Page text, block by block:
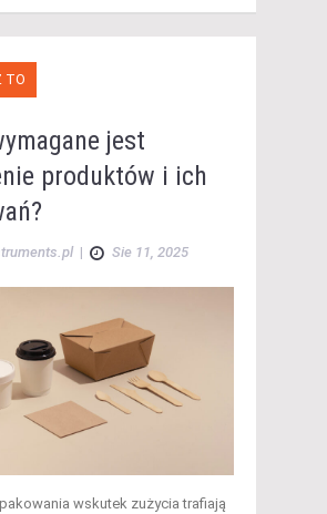
TO
jest
produktów i ich
| Sie 11, 2025
wskutek zużycia trafiają